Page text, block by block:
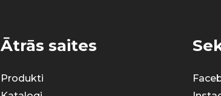
Ātrās saites
Produkti